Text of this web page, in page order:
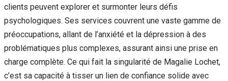
clients peuvent explorer et surmonter leurs défis
psychologiques. Ses services couvrent une vaste gamme de
préoccupations, allant de l’anxiété et la dépression à des
problématiques plus complexes, assurant ainsi une prise en
charge complète. Ce qui fait la singularité de Magalie Lochet,
c’est sa capacité à tisser un lien de confiance solide avec